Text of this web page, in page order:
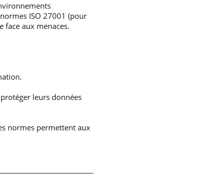
ISO 27001 (pour
aux menaces.
leurs données
normes permettent aux